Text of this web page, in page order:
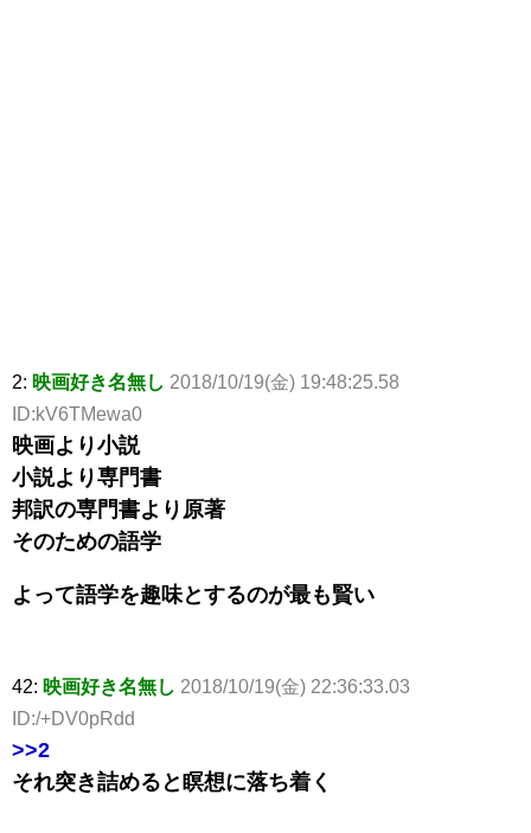
2: 映画好き名無し 2018/10/19(金) 19:48:25.58
ID:kV6TMewa0
映画より小説
小説より専門書
邦訳の専門書より原著
そのための語学
よって語学を趣味とするのが最も賢い
42: 映画好き名無し 2018/10/19(金) 22:36:33.03
ID:/+DV0pRdd
>>2
それ突き詰めると瞑想に落ち着く